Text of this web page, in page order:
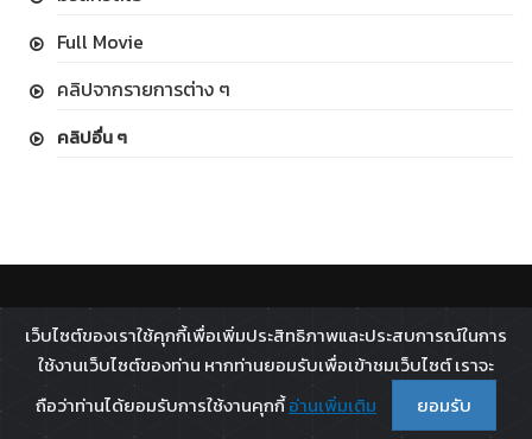
Full Movie
คลิปจากรายการต่าง ๆ
คลิปอื่น ๆ
All rights reserved - 2026 ©
Broadcast Thai Television
เว็บไซต์ของเราใช้คุกกี้เพื่อเพิ่มประสิทธิภาพและประสบการณ์ในการ
ใช้งานเว็บไซต์ของท่าน หากท่านยอมรับเพื่อเข้าชมเว็บไซต์ เราจะ
ถือว่าท่านได้ยอมรับการใช้งานคุกกี้อ่านเพิ่มเติม ยอมรับ